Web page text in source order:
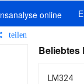
online
teilen
Beliebtes
LM324